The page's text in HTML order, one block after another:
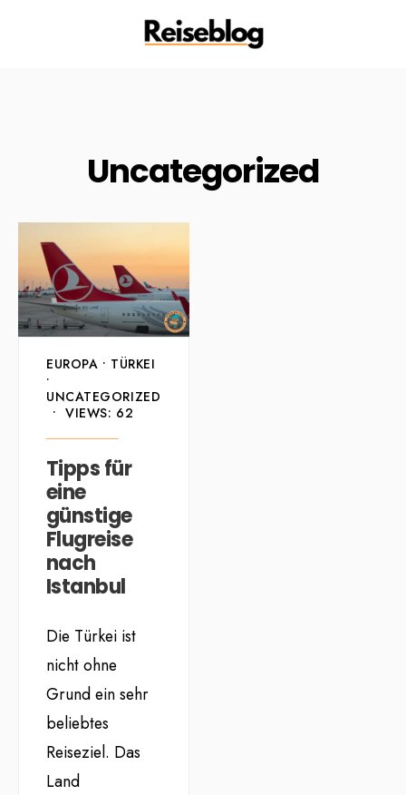
Uncategorized
EUROPA • TÜRKEI
•
UNCATEGORIZED
• VIEWS: 62
Tipps für
eine
günstige
Flugreise
nach
Istanbul
Die Türkei ist
nicht ohne
Grund ein sehr
beliebtes
Reiseziel. Das
Land